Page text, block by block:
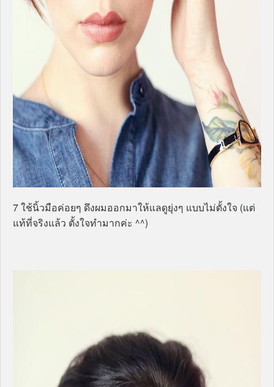
7 ใช้นิ้วมือค่อยๆ ดึงผมออกมาให้แลดูยุ่งๆ แบบไม่ตั้งใจ (แต่
แท้ที่จริงแล้ว ตั้งใจทำมากค่ะ ^^)